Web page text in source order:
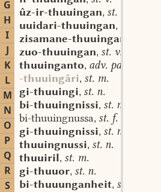
G
H
I
J
K
L
M
N
O
P
Q
R
S
ûz-ir-thuuingan, st. v.
uuidari-thuuingan,
zisamane-thuuingan
zuo-thuuingan, st. v.
thuuinganto, adv. part. prs.
-thuuingâri, st. m.
gi-thuuingi, st. n.
bi-thuuingnissi, st. n.
bi-thuuingnussa, st. f.
gi-thuuingnissi, st. n.
thuuingnussi, st. n.
thuuiril, st. m.
gi-thuuor, st. n.
bi-thuuunganheit, st. f.